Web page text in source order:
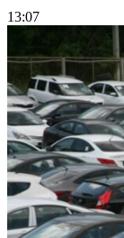
13:07